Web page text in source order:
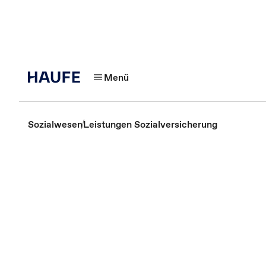
Menü
SozialwesenLeistungen Sozialversicherung